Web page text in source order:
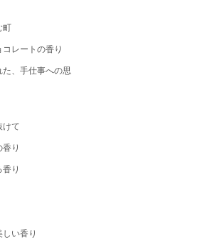
町
レートの香り
、手仕事への思
けて
り
り
い香り